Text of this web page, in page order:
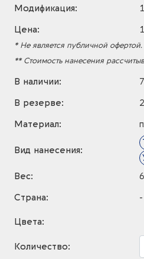
Модификация:
1
Цена:
* Не является публичной офертой.
** Стоимость нанесения
В наличии:
В резерве:
Материал:
Вид нанесения:
Вес:
Страна:
-
Цвета:
Количество: